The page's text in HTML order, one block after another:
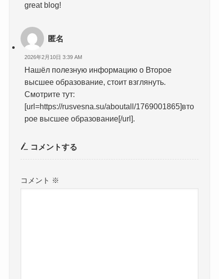
great blog!
匿名
2026年2月10日 3:39 AM
Нашёл полезную информацию о Второе
высшее образование, стоит взглянуть.
Смотрите тут:
[url=https://rusvesna.su/aboutall/1769001865]вто
рое высшее образование[/url].
コメントする
コメント ※